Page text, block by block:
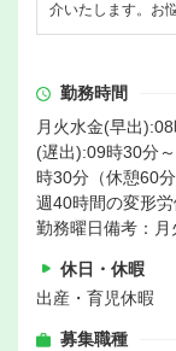
介いたします。お
勤務時間
月火水金(早出
(遅出):09時30分
時30分（休憩60分
週40時間の変形労
勤務曜日備考：月
休日・休暇
出産・育児休暇
募集職種